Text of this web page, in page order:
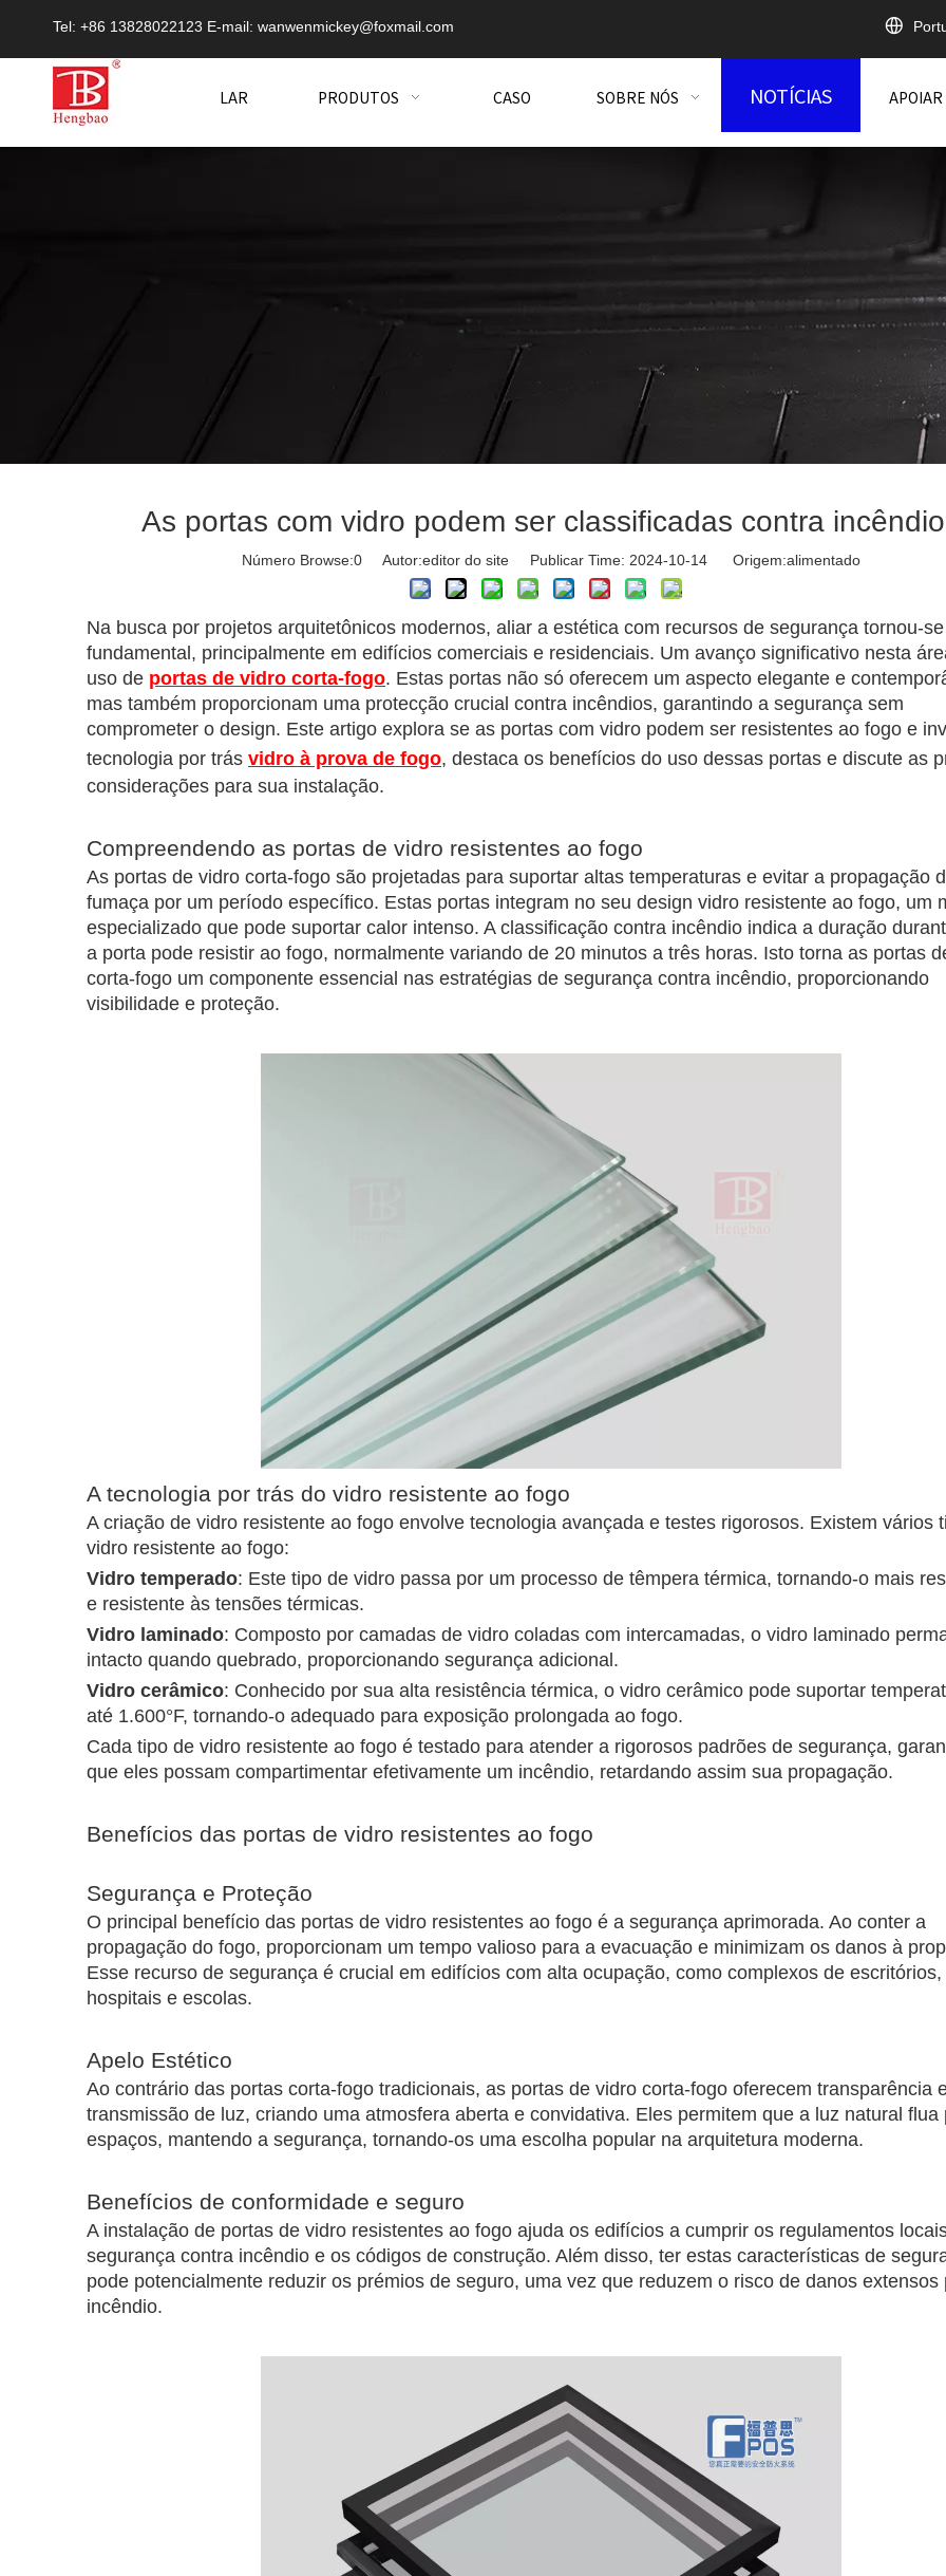
Tel: +86 13828022123 E-mail: wanwenmickey@foxmail.com
LAR PRODUTOS CASO SOBRE NÓS NOTÍCIAS APOIAR
As portas com vidro podem ser classificadas contra
Número Browse:0 Autor:editor do site Publicar Time: 2024-10-14 Origem:alimentado
Na busca por projetos arquitetônicos modernos, aliar a estética com recursos de segurança tornou-se
fundamental, principalmente em edifícios comerciais e residenciais. Um avanço significativo nesta
uso de portas de vidro corta-fogo. Estas portas não só oferecem um aspecto elegante e
mas também proporcionam uma protecção crucial contra incêndios, garantindo a segurança sem
comprometer o design. Este artigo explora se as portas com vidro podem ser resistentes ao fogo e
tecnologia por trás vidro à prova de fogo, destaca os benefícios do uso dessas portas e discute as
considerações para sua instalação.
Compreendendo as portas de vidro resistentes ao fogo
As portas de vidro corta-fogo são projetadas para suportar altas temperaturas e evitar a propagação
fumaça por um período específico. Estas portas integram no seu design vidro resistente ao fogo, um
especializado que pode suportar calor intenso. A classificação contra incêndio indica a duração
a porta pode resistir ao fogo, normalmente variando de 20 minutos a três horas. Isto torna as portas
corta-fogo um componente essencial nas estratégias de segurança contra incêndio, proporcionando
visibilidade e proteção.
A tecnologia por trás do vidro resistente ao fogo
A criação de vidro resistente ao fogo envolve tecnologia avançada e testes rigorosos. Existem vários
vidro resistente ao fogo:
Vidro temperado: Este tipo de vidro passa por um processo de têmpera térmica, tornando-o mais
e resistente às tensões térmicas.
Vidro laminado: Composto por camadas de vidro coladas com intercamadas, o vidro laminado
intacto quando quebrado, proporcionando segurança adicional.
Vidro cerâmico: Conhecido por sua alta resistência térmica, o vidro cerâmico pode suportar
até 1.600°F, tornando-o adequado para exposição prolongada ao fogo.
Cada tipo de vidro resistente ao fogo é testado para atender a rigorosos padrões de segurança,
que eles possam compartimentar efetivamente um incêndio, retardando assim sua propagação.
Benefícios das portas de vidro resistentes ao fogo
Segurança e Proteção
O principal benefício das portas de vidro resistentes ao fogo é a segurança aprimorada. Ao conter a
propagação do fogo, proporcionam um tempo valioso para a evacuação e minimizam os danos à
Esse recurso de segurança é crucial em edifícios com alta ocupação, como complexos de escritórios,
hospitais e escolas.
Apelo Estético
Ao contrário das portas corta-fogo tradicionais, as portas de vidro corta-fogo oferecem transparência
transmissão de luz, criando uma atmosfera aberta e convidativa. Eles permitem que a luz natural flua
espaços, mantendo a segurança, tornando-os uma escolha popular na arquitetura moderna.
Benefícios de conformidade e seguro
A instalação de portas de vidro resistentes ao fogo ajuda os edifícios a cumprir os regulamentos
segurança contra incêndio e os códigos de construção. Além disso, ter estas características de
pode potencialmente reduzir os prémios de seguro, uma vez que reduzem o risco de danos extensos
incêndio.